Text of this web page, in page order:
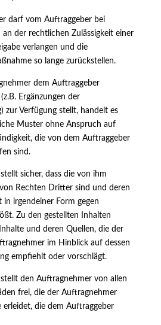
darf vom Auftraggeber bei
der rechtlichen Zulässigkeit einer
verlangen und die
so lange zurückstellen.
dem Auftraggeber
Ergänzungen der
zur Verfügung stellt, handelt es
Muster ohne Anspruch auf
die von dem Auftraggeber
sind.
sicher, dass die von ihm
Rechten Dritter sind und deren
irgendeiner Form gegen
Zu den gestellten Inhalten
und deren Quellen, die der
im Hinblick auf dessen
empfiehlt oder vorschlägt.
den Auftragnehmer von allen
frei, die der Auftragnehmer
die dem Auftraggeber